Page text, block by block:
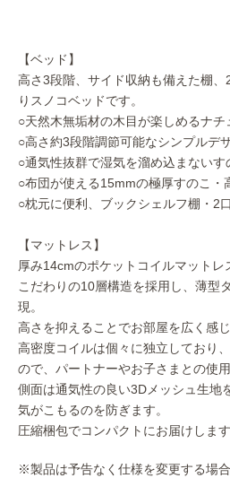
【ベッド】
高さ3段階、サイド収納も備えた棚
りスノコベッドです。
○天然木無垢材の木目が楽しめるナチ
○高さ約3段階調節可能なシンプルデ
○通気性抜群で湿気を溜め込まないす
○布団が使える15mmの極厚すのこ・
○枕元に便利、ブックシェルフ棚・2
【マットレス】
厚み14cmのポケットコイルマットレ
こだわりの10層構造を採用し、薄型
現。
高さを抑えることでお部屋を広く感じ
高密度コイルは個々に独立しており
ので、パートナーやお子さまとの使用
側面は通気性の良い3Dメッシュ生地
気がこもるのを防ぎます。
圧縮梱包でコンパクトにお届けします
※製品は予告なく仕様を変更する場